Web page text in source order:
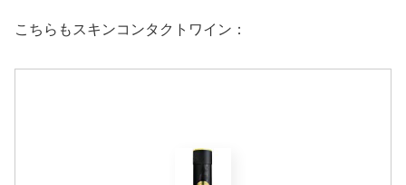
こちらもスキンコンタクトワイン：